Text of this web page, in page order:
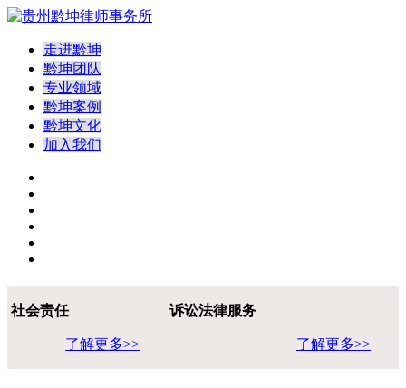
走进黔坤
黔坤团队
专业领域
黔坤案例
黔坤文化
加入我们
社会责任
了解更多>>
诉讼法律服务
了解更多>>